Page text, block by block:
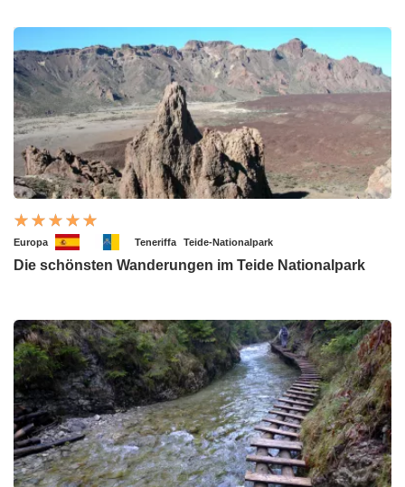
Europa Teneriffa Teide-Nationalpark
Die schönsten Wanderungen im Teide Nationalpark